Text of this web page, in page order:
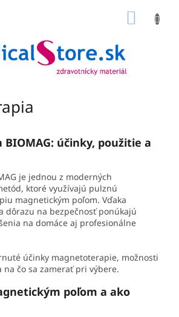
účinky, použitie a
je jednou z moderných
ktoré využívajú pulznú
magnetickým poľom. Vďaka
dôrazu na bezpečnosť ponúkajú
na domáce aj profesionálne
účinky magnetoterapie, možnosti
na čo sa zamerať pri výbere.
poľom a ako